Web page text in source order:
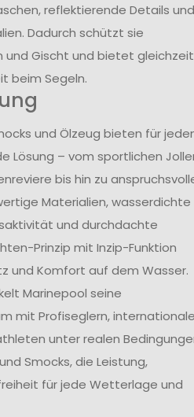
reflektierende Details und
Dadurch schützt sie
und Gischt und bietet
beim Segeln.
und Ölzeug bieten für
Lösung – vom sportlichen
bis hin zu
Materialien, wasserdichte
und durchdachte
Prinzip mit Inzip-Funktion
und Komfort auf dem Wasser.
Marinepool seine
mit Profiseglern,
unter realen
Smocks, die Leistung,
für jede Wetterlage und